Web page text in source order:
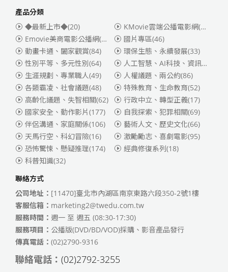
產品分類
◆最新上市◆(20)
KMovie雲端公播電影網(迪士尼、福斯、索尼)
Emovie美商電影公播網(華納)
(186)
國片專區(46)
動畫卡通、闔家觀賞(84) 環保生態、永續發展(33)
性別平等、多元性別(64) 人工智慧、AI科技、資訊安全
生涯規劃、專業職人(49) 人權議題、兩公約(86)
各類霸凌、社會議題(48) 特殊教育、生命教育(52)
高齡化議題、失智相關(62) 行政中立、轉型正義(17)
國家安全、動作影片(177) 自我探索、犯罪相關(69)
伴侶溝通、家庭關係(106) 藝術人文、歷史文化(66)
天馬行空、科幻冒險(16) 激勵勵志、喜劇電影(95)
恐怖驚悚、懸疑推理(174) 經典修復系列(18)
科普知識(32)
聯絡方式
公司地址： [11470]臺北市內湖區南京東路六段350-2號1樓
客服信箱： marketing2@twedu.com.tw
服務時間： 週一 至 週五 (08:30-17:30)
服務項目： 公播版(DVD/BD/VOD)採購、影音產品發行
傳真電話： (02)2790-9316
聯絡電話： (02)2792-3255